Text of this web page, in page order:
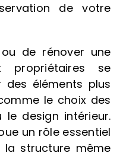
de votre
ou de rénover une
propriétaires se
des éléments plus
le choix des
design intérieur.
un rôle essentiel
structure même